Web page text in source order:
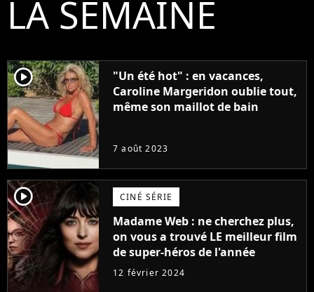
LA SEMAINE
player2
"Un été hot" : en vacances,
Caroline Margeridon oublie tout,
même son maillot de bain
7 août 2023
player2 CINÉ SÉRIE
Madame Web : ne cherchez plus,
on vous a trouvé LE meilleur film
de super-héros de l'année
12 février 2024